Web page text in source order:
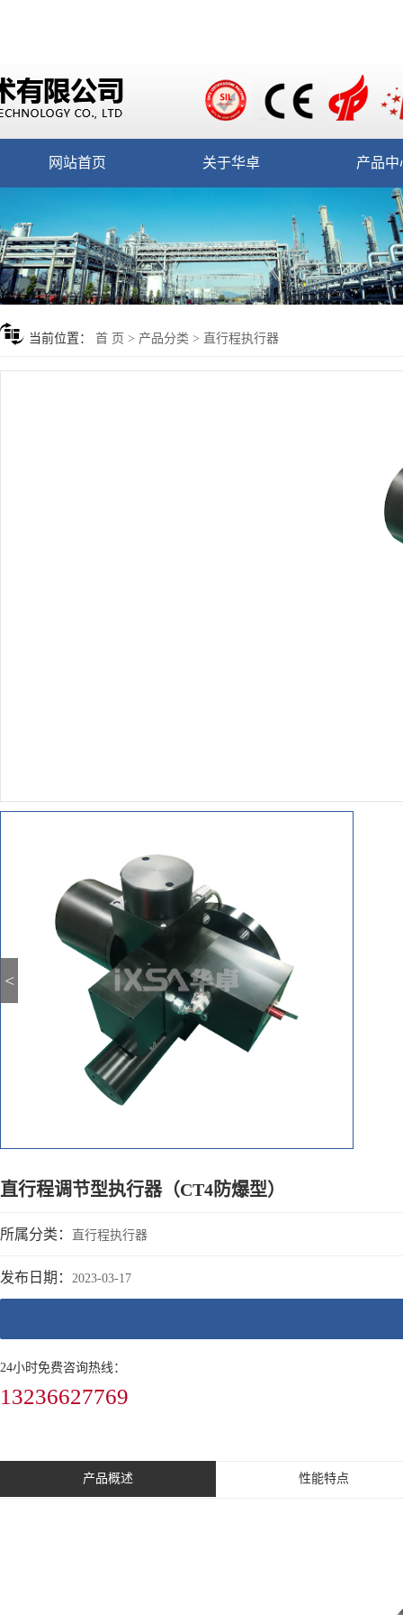
网站首页 关于华卓 产品中
当前位置： 首 页 > 产品分类 > 直行程执行器
<
直行程调节型执行器（CT4防爆型）
所属分类： 直行程执行器
发布日期： 2023-03-17
24小时免费咨询热线：
13236627769
产品概述 性能特点